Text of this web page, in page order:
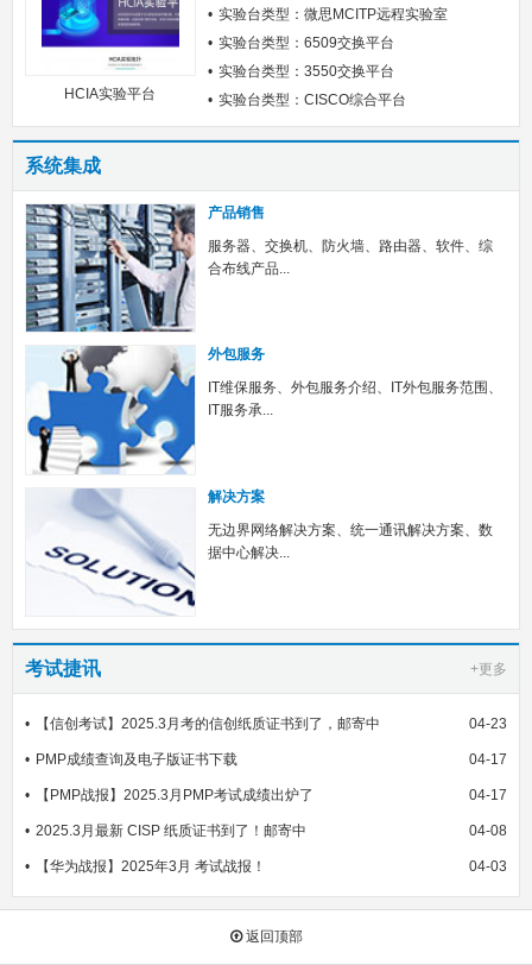
HCIA实验平台
实验台类型：微思MCITP远程实验室
实验台类型：6509交换平台
实验台类型：3550交换平台
实验台类型：CISCO综合平台
系统集成
产品销售
服务器、交换机、防火墙、路由器、软件、综
合布线产品...
外包服务
IT维保服务、外包服务介绍、IT外包服务范围、
IT服务承...
解决方案
无边界网络解决方案、统一通讯解决方案、数
据中心解决...
考试捷讯 +更多
【信创考试】2025.3月考的信创纸质证书到了，邮寄中 04-23
PMP成绩查询及电子版证书下载 04-17
【PMP战报】2025.3月PMP考试成绩出炉了 04-17
2025.3月最新 CISP 纸质证书到了！邮寄中 04-08
【华为战报】2025年3月 考试战报！ 04-03
返回顶部